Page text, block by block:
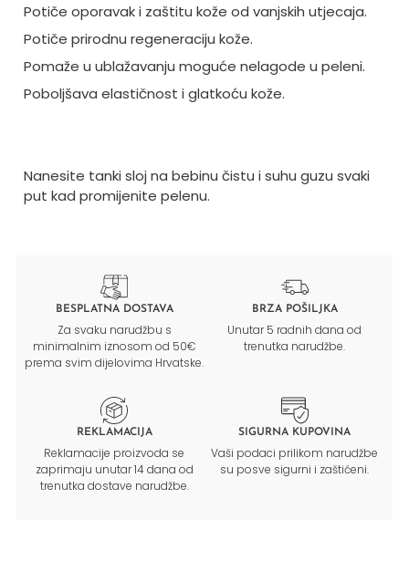
Potiče oporavak i zaštitu kože od vanjskih utjecaja.
Potiče prirodnu regeneraciju kože.
Pomaže u ublažavanju moguće nelagode u peleni.
Poboljšava elastičnost i glatkoću kože.
Nanesite tanki sloj na bebinu čistu i suhu guzu svaki
put kad promijenite pelenu.
BESPLATNA DOSTAVA
Za svaku narudžbu s
minimalnim iznosom od 50€
prema svim dijelovima Hrvatske.
BRZA POŠILJKA
Unutar 5 radnih dana od
trenutka narudžbe.
REKLAMACIJA
Reklamacije proizvoda se
zaprimaju unutar 14 dana od
trenutka dostave narudžbe.
SIGURNA KUPOVINA
Vaši podaci prilikom narudžbe
su posve sigurni i zaštićeni.